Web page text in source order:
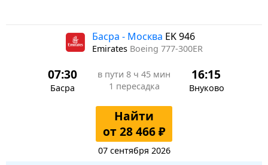
Басра - Москва EK 946
Emirates Boeing 777-300ER
07:30
Басра
в пути 8 ч 45 мин
1 пересадка
16:15
Внуково
Найти
от 28 466 ₽
07 сентября 2026